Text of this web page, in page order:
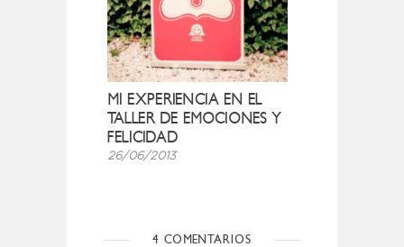
MI EXPERIENCIA EN EL
TALLER DE EMOCIONES Y
FELICIDAD
26/06/2013
4 COMENTARIOS